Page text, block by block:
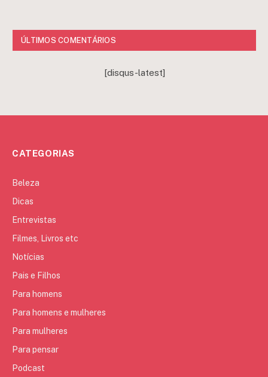
ÚLTIMOS COMENTÁRIOS
[disqus-latest]
CATEGORIAS
Beleza
Dicas
Entrevistas
Filmes, Livros etc
Notícias
Pais e Filhos
Para homens
Para homens e mulheres
Para mulheres
Para pensar
Podcast